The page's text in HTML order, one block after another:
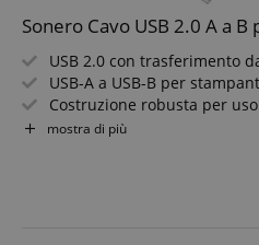
Sonero Cavo USB 2.0 A a
USB 2.0 con trasferimento
USB-A a USB-B per
Costruzione robusta per
Aspetto elegante in space
Connessione affidabile per
mostra di più